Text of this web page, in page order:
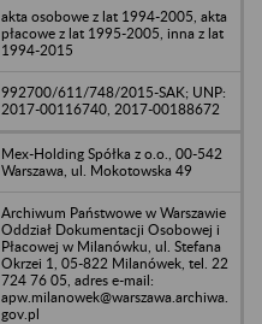
akta osobowe z lat 1994-2005, akta
płacowe z lat 1995-2005, inna z lat
1994-2015
992700/611/748/2015-SAK; UNP:
2017-00116740, 2017-00188672
Mex-Holding Spółka z o.o., 00-542
Warszawa, ul. Mokotowska 49
Archiwum Państwowe w Warszawie
Oddział Dokumentacji Osobowej i
Płacowej w Milanówku, ul. Stefana
Okrzei 1, 05-822 Milanówek, tel. 22
724 76 05, adres e-mail:
apw.milanowek@warszawa.archiwa.
gov.pl